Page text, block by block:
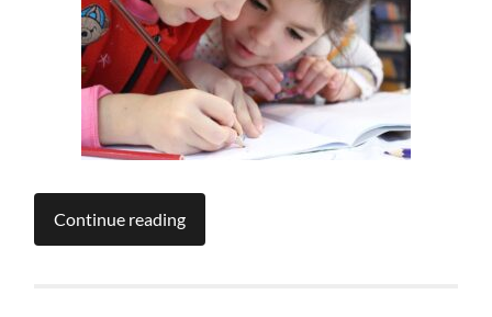
Continue reading